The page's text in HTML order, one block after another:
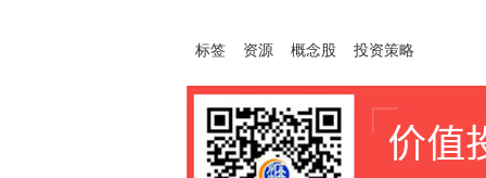
标签 资源 概念股 投资策略